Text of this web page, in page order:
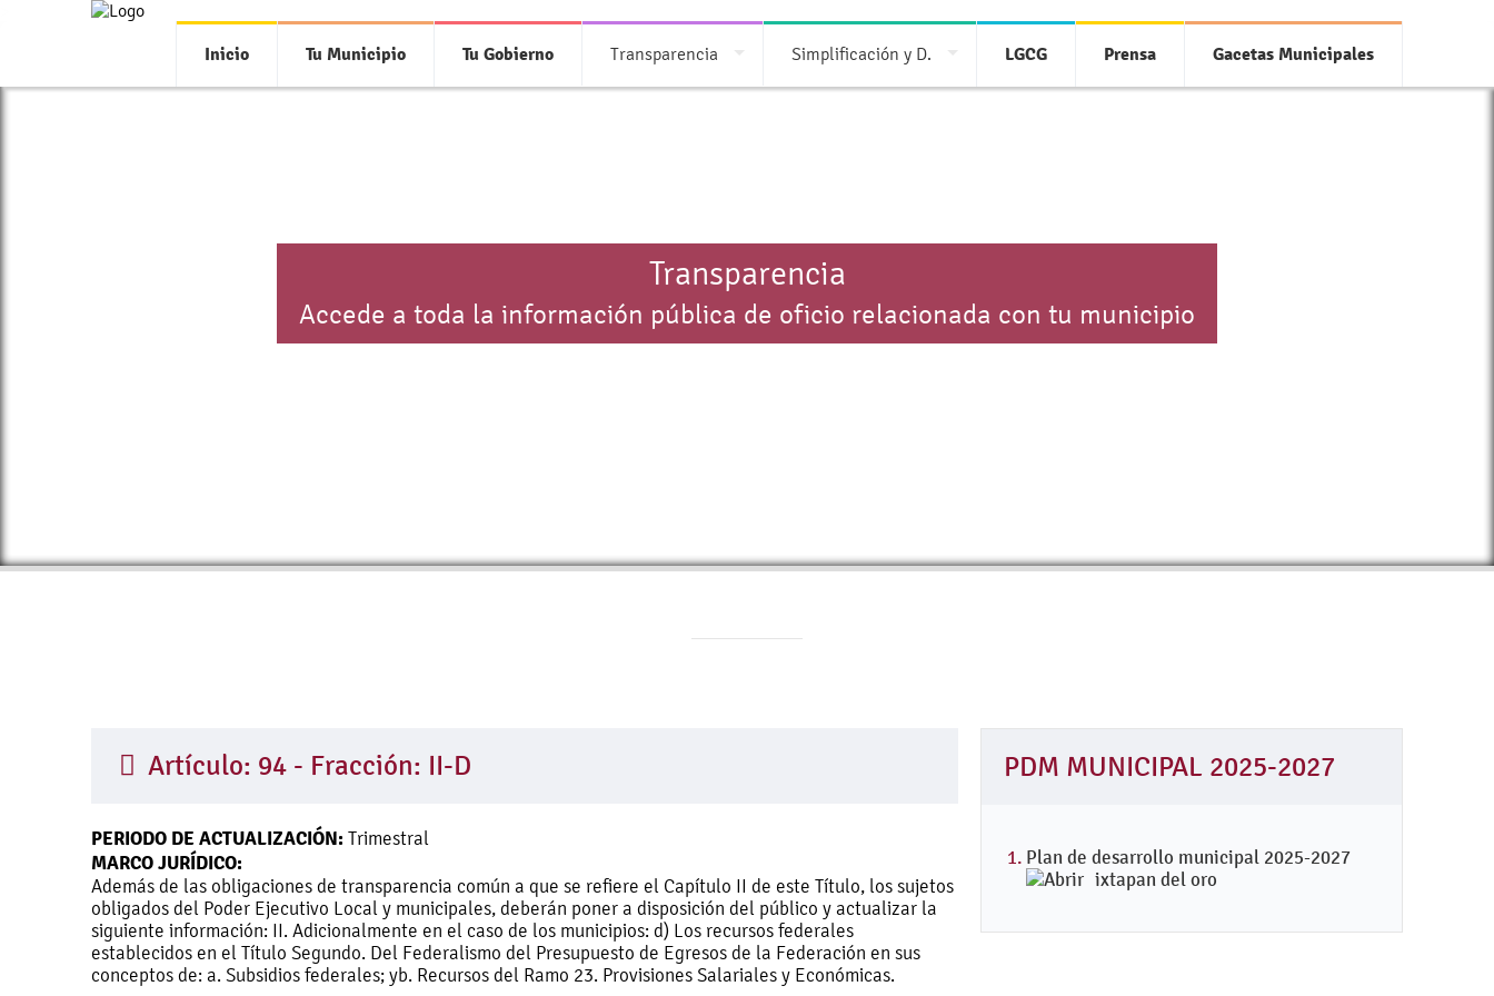
Inicio Tu Municipio Tu Gobierno Transparencia Simplificación y D. LGCG Prensa Gacetas Municipales
Transparencia
Accede a toda la información pública de oficio relacionada con tu municipio
Artículo: 94 - Fracción: II-D
PERIODO DE ACTUALIZACIÓN: Trimestral
MARCO JURÍDICO:
Además de las obligaciones de transparencia común a que se refiere el Capítulo II de este Título, los sujetos
obligados del Poder Ejecutivo Local y municipales, deberán poner a disposición del público y actualizar la
siguiente información: II. Adicionalmente en el caso de los municipios: d) Los recursos federales
establecidos en el Título Segundo. Del Federalismo del Presupuesto de Egresos de la Federación en sus
conceptos de: a. Subsidios federales; yb. Recursos del Ramo 23. Provisiones Salariales y Económicas.
PDM MUNICIPAL 2025-2027
Plan de desarrollo municipal 2025-2027
ixtapan del oro